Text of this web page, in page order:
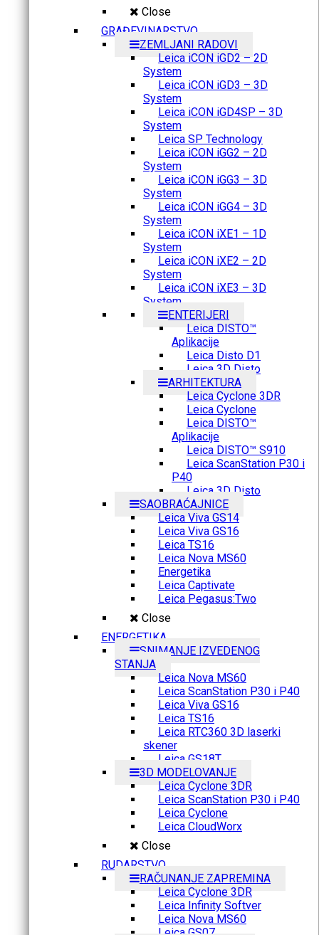
Close
GRAĐEVINARSTVO
ZEMLJANI RADOVI
Leica iCON iGD2 – 2D
System
Leica iCON iGD3 – 3D
System
Leica iCON iGD4SP – 3D
System
Leica SP Technology
Leica iCON iGG2 – 2D
System
Leica iCON iGG3 – 3D
System
Leica iCON iGG4 – 3D
System
Leica iCON iXE1 – 1D
System
Leica iCON iXE2 – 2D
System
Leica iCON iXE3 – 3D
System
ENTERIJERI
Leica DISTO™
Aplikacije
Leica Disto D1
Leica 3D Disto
ARHITEKTURA
Leica Cyclone 3DR
Leica Cyclone
Leica DISTO™
Aplikacije
Leica DISTO™ S910
Leica ScanStation P30 i
P40
Leica 3D Disto
SAOBRAĆAJNICE
Leica Viva GS14
Leica Viva GS16
Leica TS16
Leica Nova MS60
Energetika
Leica Captivate
Leica Pegasus:Two
Close
ENERGETIKA
SNIMANJE IZVEDENOG
STANJA
Leica Nova MS60
Leica ScanStation P30 i P40
Leica Viva GS16
Leica TS16
Leica RTC360 3D laserki
skener
Leica GS18T
3D MODELOVANJE
Leica Cyclone 3DR
Leica ScanStation P30 i P40
Leica Cyclone
Leica CloudWorx
Close
RUDARSTVO
RAČUNANJE ZAPREMINA
Leica Cyclone 3DR
Leica Infinity Softver
Leica Nova MS60